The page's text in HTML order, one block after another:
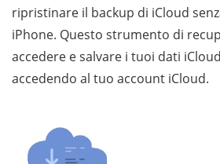
ripristinare il backup di iCloud
iPhone. Questo strumento di
accedere e salvare i tuoi dati
accedendo al tuo account iCloud.